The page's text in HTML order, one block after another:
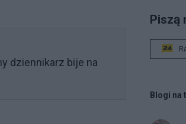
dziennikarz bije na
Piszą
Blogi na